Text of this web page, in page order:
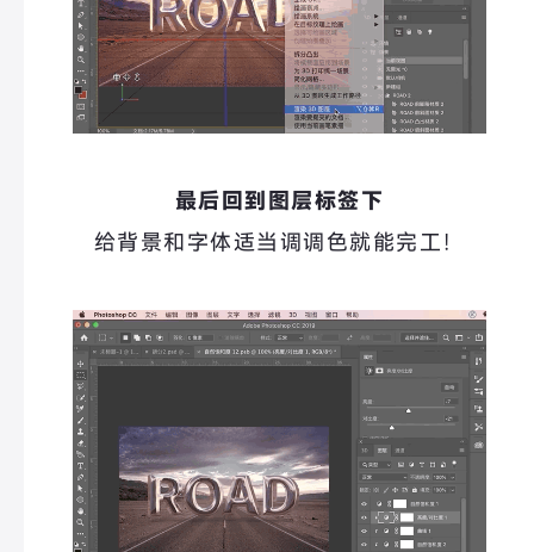
最后回到图层标签下
给背景和字体适当调调色就能完工！